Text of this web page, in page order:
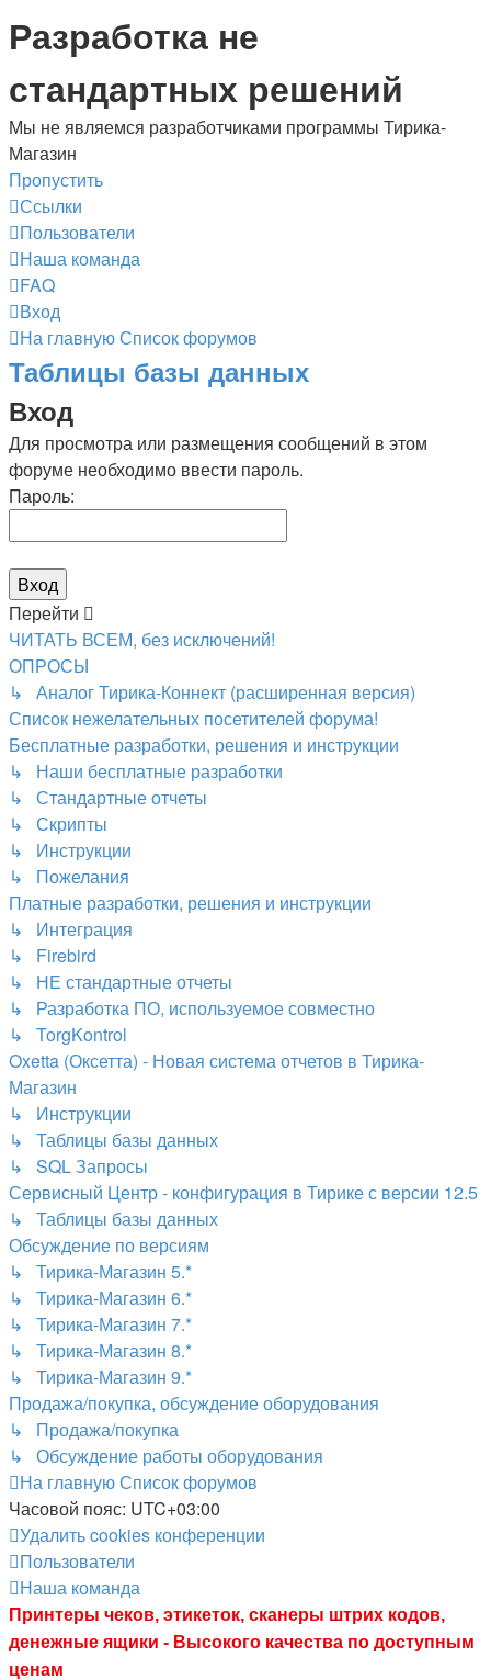
Разработка не
стандартных решений
Мы не являемся разработчиками программы Тирика-
Магазин
Пропустить
Ссылки
Пользователи
Наша команда
FAQ
Вход
На главнуюСписок форумов
Таблицы базы данных
Вход
Для просмотра или размещения сообщений в этом
форуме необходимо ввести пароль.
Пароль:
Перейти
ЧИТАТЬ ВСЕМ, без исключений!
ОПРОСЫ
↳ Аналог Тирика-Коннект (расширенная версия)
Список нежелательных посетителей форума!
Бесплатные разработки, решения и инструкции
↳ Наши бесплатные разработки
↳ Стандартные отчеты
↳ Скрипты
↳ Инструкции
↳ Пожелания
Платные разработки, решения и инструкции
↳ Интеграция
↳ Firebird
↳ НЕ стандартные отчеты
↳ Разработка ПО, используемое совместно
↳ TorgKontrol
Oxetta (Оксетта) - Новая система отчетов в Тирика-
Магазин
↳ Инструкции
↳ Таблицы базы данных
↳ SQL Запросы
Сервисный Центр - конфигурация в Тирике с версии 12.5
↳ Таблицы базы данных
Обсуждение по версиям
↳ Тирика-Магазин 5.*
↳ Тирика-Магазин 6.*
↳ Тирика-Магазин 7.*
↳ Тирика-Магазин 8.*
↳ Тирика-Магазин 9.*
Продажа/покупка, обсуждение оборудования
↳ Продажа/покупка
↳ Обсуждение работы оборудования
На главнуюСписок форумов
Часовой пояс: UTC+03:00
Удалить cookies конференции
Пользователи
Наша команда
Принтеры чеков, этикеток, сканеры штрих кодов,
денежные ящики - Высокого качества по доступным
ценам